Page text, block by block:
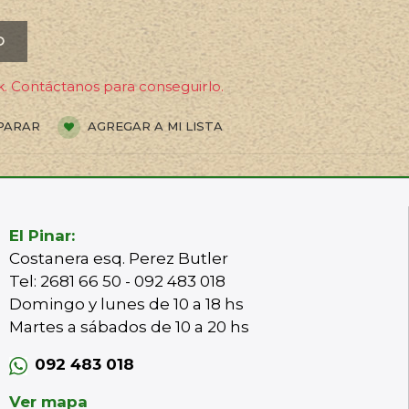
Contáctanos para conseguirlo.
AGREGAR A MI LISTA
El Pinar:
Costanera esq. Perez Butler
Tel: 2681 66 50 - 092 483 018
Domingo y lunes de 10 a 18 hs
Martes a sábados de 10 a 20 hs
092 483 018
Ver mapa